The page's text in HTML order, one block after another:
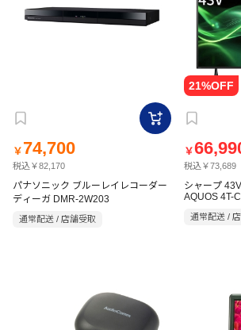
￥ 74,700
税込￥82,170
パナソニック ブルーレイレコーダー
ディーガ DMR-2W203
通常配送 / 店舗受取
￥
税込￥73,689
シャープ
AQUOS 4T-
通常配送 /